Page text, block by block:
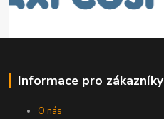
Informace pro zákazníky
O nás